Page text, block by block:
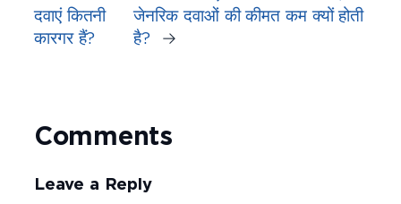
दवाएं कितनी
कारगर हैं?
जेनरिक दवाओं की कीमत कम क्यों होती
है?
→
Comments
Leave a Reply